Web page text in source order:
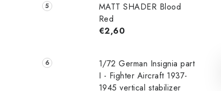
MATT SHADER Blood
Red
€2,60
1/72 German Insignia part
I - Fighter Aircraft 1937-
1945 vertical stabilizer